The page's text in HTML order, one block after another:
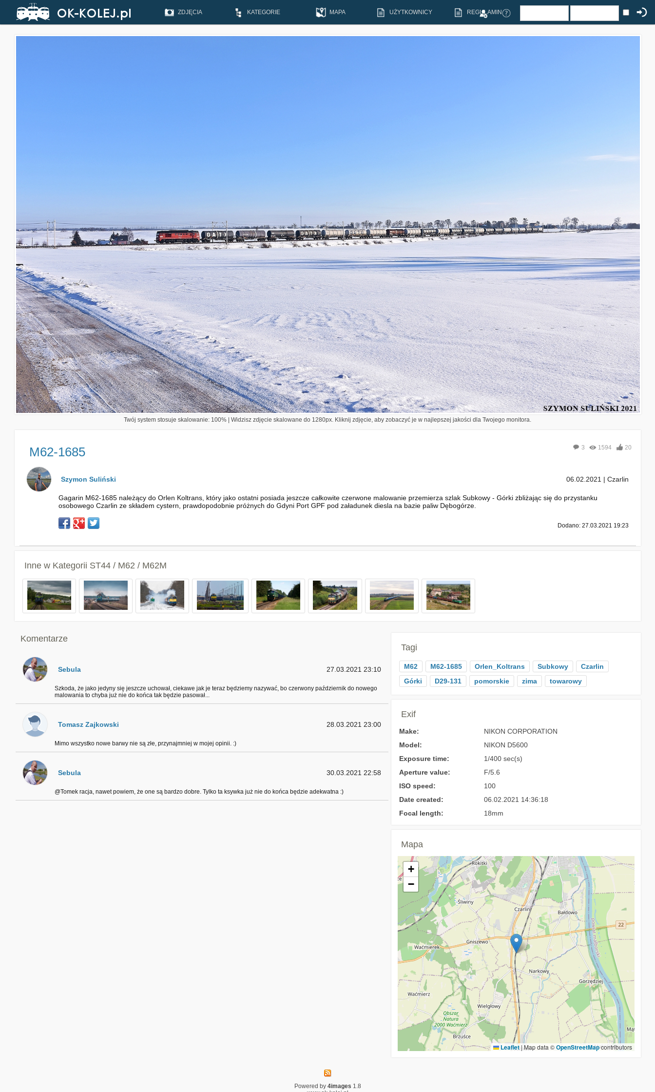
ZDJĘCIA KATEGORIE MAPA UŻYTKOWNICY REGULAMIN
Twój system stosuje skalowanie: 100% | Widzisz zdjęcie skalowane do 1280px. Kliknij zdjęcie, aby zobaczyć je w najlepszej jakości dla Twojego monitora.
M62-1685 3 1594 20
Szymon Suliński 06.02.2021 | Czarlin
Gagarin M62-1685 należący do Orlen Koltrans, który jako ostatni posiada jeszcze całkowite czerwone malowanie przemierza szlak Subkowy - Górki zbliżając się do przystanku
osobowego Czarlin ze składem cystern, prawdopodobnie próżnych do Gdyni Port GPF pod załadunek diesla na bazie paliw Dębogórze.
Dodano: 27.03.2021 19:23
Inne w Kategorii ST44 / M62 / M62M
Komentarze
Sebula 27.03.2021 23:10
Szkoda, że jako jedyny się jeszcze uchował, ciekawe jak je teraz będziemy nazywać, bo czerwony październik do nowego
malowania to chyba już nie do końca tak będzie pasował...
Tomasz Zajkowski 28.03.2021 23:00
Mimo wszystko nowe barwy nie są złe, przynajmniej w mojej opinii. :)
Sebula 30.03.2021 22:58
@Tomek racja, nawet powiem, że one są bardzo dobre. Tylko ta ksywka już nie do końca będzie adekwatna :)
Tagi
M62 M62-1685 Orlen_Koltrans Subkowy
Czarlin
Górki
D29-131 pomorskie zima towarowy
Exif
Make:
NIKON CORPORATION
Model:
NIKON D5600
Exposure time:
1/400 sec(s)
Aperture value:
F/5.6
ISO speed:
100
Date created:
06.02.2021 14:36:18
Focal length:
18mm
Mapa
+
−
Leaflet|Map data ©OpenStreetMapcontributors
Powered by 4images 1.8